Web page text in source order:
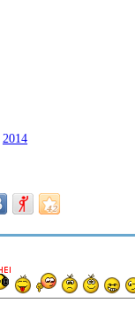
2014